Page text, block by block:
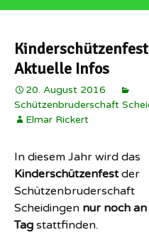
Aktuelle Infos
20. August 2016
Schützenbruderschaft
Elmar Rickert
In diesem Jahr wird das
Kinderschützenfestder
Schützenbruderschaft
Scheidingen nur noch an
Tag stattfinden.